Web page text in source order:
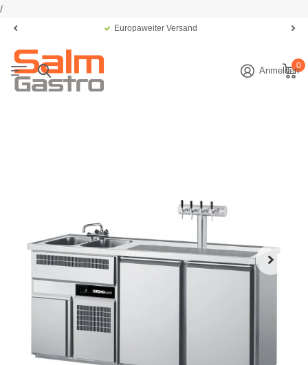
/
Europaweiter Versand
Anmelden0